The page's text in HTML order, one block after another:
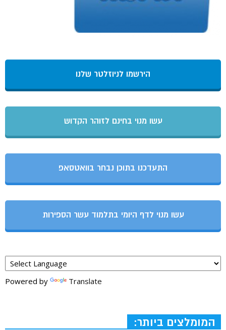
הירשמו לניוזלטר שלנו
עשו מנוי בחינם לזוהר הקדוש
התעדכנו בתוכן נבחר בוואטסאפ
עשו מנוי לדף היומי בתלמוד עשר הספירות
Powered by Translate
המומלצים ביותר: